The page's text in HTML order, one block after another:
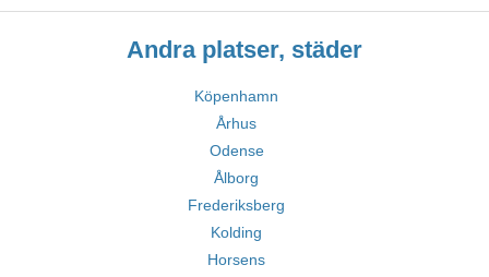
Andra platser, städer
Köpenhamn
Århus
Odense
Ålborg
Frederiksberg
Kolding
Horsens